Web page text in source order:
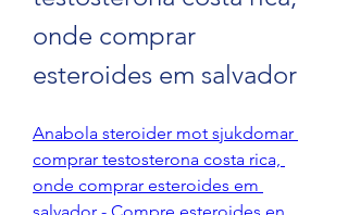
onde comprar
esteroides em salvador
Anabola steroider mot sjukdomar
comprar testosterona costa rica,
onde comprar esteroides em